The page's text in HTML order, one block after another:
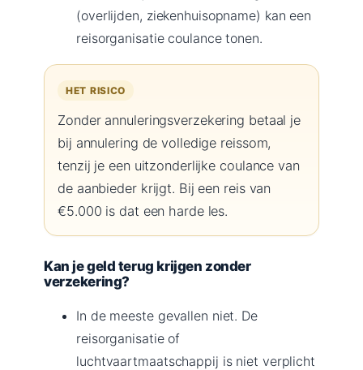
(overlijden, ziekenhuisopname) kan een
reisorganisatie coulance tonen.
HET RISICO
Zonder annuleringsverzekering betaal je
bij annulering de volledige reissom,
tenzij je een uitzonderlijke coulance van
de aanbieder krijgt. Bij een reis van
€5.000 is dat een harde les.
Kan je geld terug krijgen zonder
verzekering?
In de meeste gevallen niet. De
reisorganisatie of
luchtvaartmaatschappij is niet verplicht